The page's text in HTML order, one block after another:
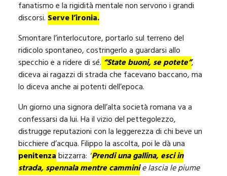
fanatismo e la rigidità mentale non servono i grandi
discorsi. Serve l’ironia.
Smontare l’interlocutore, portarlo sul terreno del
ridicolo spontaneo, costringerlo a guardarsi allo
specchio e a ridere di sé. “State buoni, se potete”,
diceva ai ragazzi di strada che facevano baccano, ma
lo diceva anche ai potenti dell’epoca.
Un giorno una signora dell’alta società romana va a
confessarsi da lui. Ha il vizio del pettegolezzo,
distrugge reputazioni con la leggerezza di chi beve un
bicchiere d’acqua. Filippo la ascolta, poi le dà una
penitenzabizzarra: “Prendi una gallina, esci in
strada, spennala mentre camminie lascia le piume